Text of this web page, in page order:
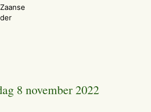
8 november 2022